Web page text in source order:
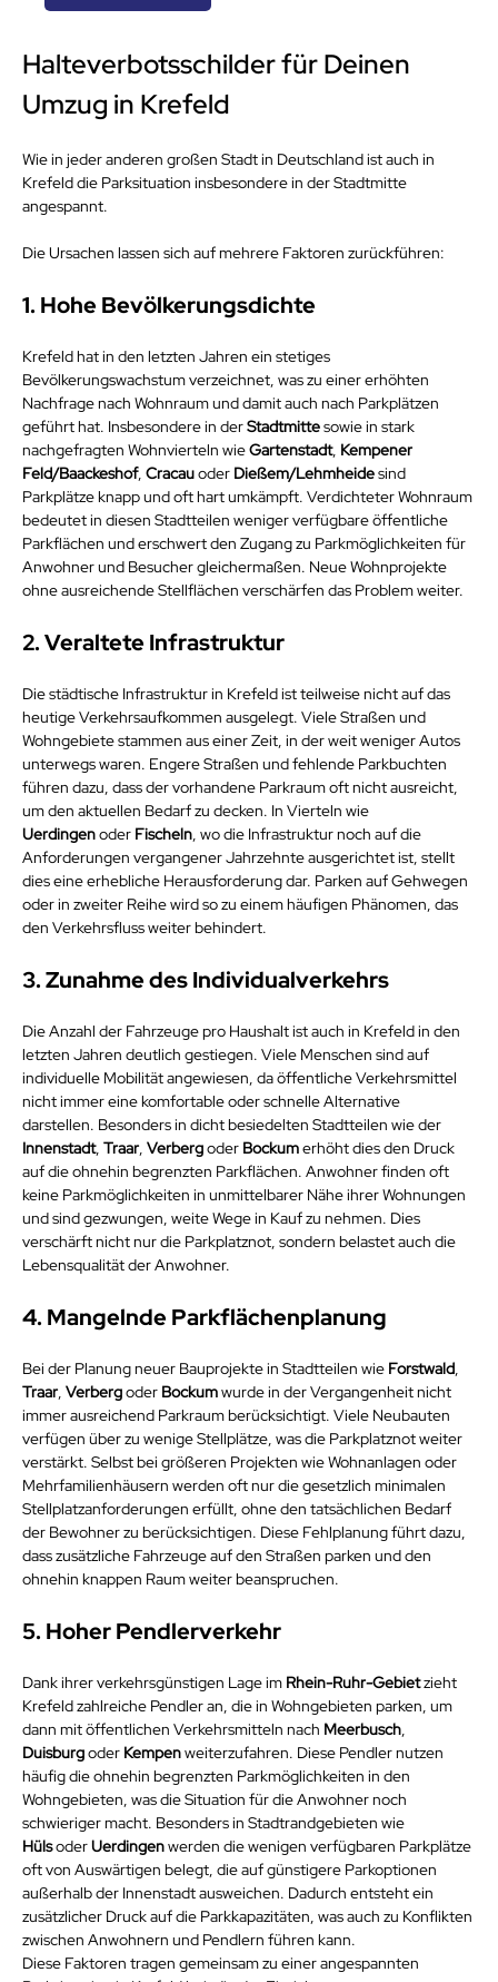
Halteverbotsschilder für Deinen
Umzug in Krefeld
Wie in jeder anderen großen Stadt in Deutschland ist auch in
Krefeld die Parksituation insbesondere in der Stadtmitte
angespannt.
Die Ursachen lassen sich auf mehrere Faktoren zurückführen:
1. Hohe Bevölkerungsdichte
Krefeld hat in den letzten Jahren ein stetiges
Bevölkerungswachstum verzeichnet, was zu einer erhöhten
Nachfrage nach Wohnraum und damit auch nach Parkplätzen
geführt hat. Insbesondere in der Stadtmitte sowie in stark
nachgefragten Wohnvierteln wie Gartenstadt, Kempener
Feld/Baackeshof, Cracau oder Dießem/Lehmheide sind
Parkplätze knapp und oft hart umkämpft. Verdichteter Wohnraum
bedeutet in diesen Stadtteilen weniger verfügbare öffentliche
Parkflächen und erschwert den Zugang zu Parkmöglichkeiten für
Anwohner und Besucher gleichermaßen. Neue Wohnprojekte
ohne ausreichende Stellflächen verschärfen das Problem weiter.
2. Veraltete Infrastruktur
Die städtische Infrastruktur in Krefeld ist teilweise nicht auf das
heutige Verkehrsaufkommen ausgelegt. Viele Straßen und
Wohngebiete stammen aus einer Zeit, in der weit weniger Autos
unterwegs waren. Engere Straßen und fehlende Parkbuchten
führen dazu, dass der vorhandene Parkraum oft nicht ausreicht,
um den aktuellen Bedarf zu decken. In Vierteln wie
Uerdingen oder Fischeln, wo die Infrastruktur noch auf die
Anforderungen vergangener Jahrzehnte ausgerichtet ist, stellt
dies eine erhebliche Herausforderung dar. Parken auf Gehwegen
oder in zweiter Reihe wird so zu einem häufigen Phänomen, das
den Verkehrsfluss weiter behindert.
3. Zunahme des Individualverkehrs
Die Anzahl der Fahrzeuge pro Haushalt ist auch in Krefeld in den
letzten Jahren deutlich gestiegen. Viele Menschen sind auf
individuelle Mobilität angewiesen, da öffentliche Verkehrsmittel
nicht immer eine komfortable oder schnelle Alternative
darstellen. Besonders in dicht besiedelten Stadtteilen wie der
Innenstadt, Traar, Verberg oder Bockum erhöht dies den Druck
auf die ohnehin begrenzten Parkflächen. Anwohner finden oft
keine Parkmöglichkeiten in unmittelbarer Nähe ihrer Wohnungen
und sind gezwungen, weite Wege in Kauf zu nehmen. Dies
verschärft nicht nur die Parkplatznot, sondern belastet auch die
Lebensqualität der Anwohner.
4. Mangelnde Parkflächenplanung
Bei der Planung neuer Bauprojekte in Stadtteilen wie Forstwald,
Traar, Verberg oder Bockum wurde in der Vergangenheit nicht
immer ausreichend Parkraum berücksichtigt. Viele Neubauten
verfügen über zu wenige Stellplätze, was die Parkplatznot weiter
verstärkt. Selbst bei größeren Projekten wie Wohnanlagen oder
Mehrfamilienhäusern werden oft nur die gesetzlich minimalen
Stellplatzanforderungen erfüllt, ohne den tatsächlichen Bedarf
der Bewohner zu berücksichtigen. Diese Fehlplanung führt dazu,
dass zusätzliche Fahrzeuge auf den Straßen parken und den
ohnehin knappen Raum weiter beanspruchen.
5. Hoher Pendlerverkehr
Dank ihrer verkehrsgünstigen Lage im Rhein-Ruhr-Gebiet zieht
Krefeld zahlreiche Pendler an, die in Wohngebieten parken, um
dann mit öffentlichen Verkehrsmitteln nach Meerbusch,
Duisburg oder Kempen weiterzufahren. Diese Pendler nutzen
häufig die ohnehin begrenzten Parkmöglichkeiten in den
Wohngebieten, was die Situation für die Anwohner noch
schwieriger macht. Besonders in Stadtrandgebieten wie
Hüls oder Uerdingen werden die wenigen verfügbaren Parkplätze
oft von Auswärtigen belegt, die auf günstigere Parkoptionen
außerhalb der Innenstadt ausweichen. Dadurch entsteht ein
zusätzlicher Druck auf die Parkkapazitäten, was auch zu Konflikten
zwischen Anwohnern und Pendlern führen kann.
Diese Faktoren tragen gemeinsam zu einer angespannten